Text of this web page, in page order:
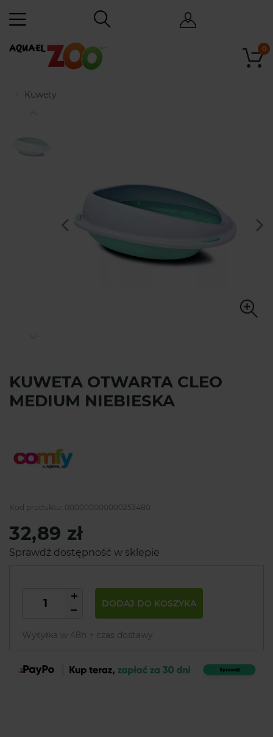
0
Kuwety
KUWETA OTWARTA CLEO
MEDIUM NIEBIESKA
Kod produktu: 000000000000253480
32,89 zł
Sprawdź dostępność w sklepie
DODAJ DO KOSZYKA
Wysyłka w 48h + czas dostawy